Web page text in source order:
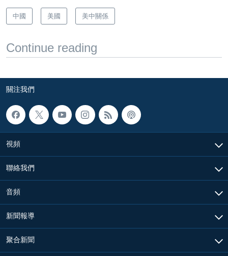
中國 美國 美中關係
Continue reading
關注我們
視頻
聯絡我們
音頻
新聞報導
聚合新聞